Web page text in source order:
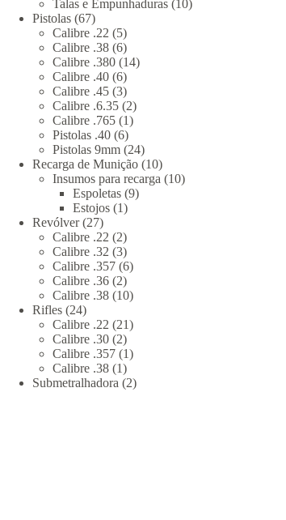
produtos
Talas e Empunhaduras 1010
Pistolas 6767
produtos
Calibre .22 55
produtos
Calibre .38 66
produtos
Calibre .380 1414
Calibre .40 66
produtos
Calibre .45 33
produtos
Calibre .6.35 22
produtos
Calibre .765 11
Pistolas .40 66
produtos
Pistolas 9mm 2424
produtos
Recarga de Munição 1010
produtos
Insumos para recarga 1010
Espoletas 99
Estojos 11
Revólver 2727
produtos
Calibre .22 22
produtos
Calibre .32 33
produtos
Calibre .357 66
Calibre .36 22
produtos
Calibre .38 1010
Rifles 2424
produtos
Calibre .22 2121
Calibre .30 22
produtos
Calibre .357 11
Calibre .38 11
produto
Submetralhadora 22